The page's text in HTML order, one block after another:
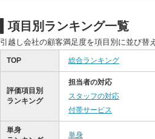
項目別ランキング一覧
引越し会社の顧客満足度を項目別に並び替
TOP 総合ランキング
評価項目別
ランキング
担当者の対応
スタッフの対応
付帯サービス
単身
単身